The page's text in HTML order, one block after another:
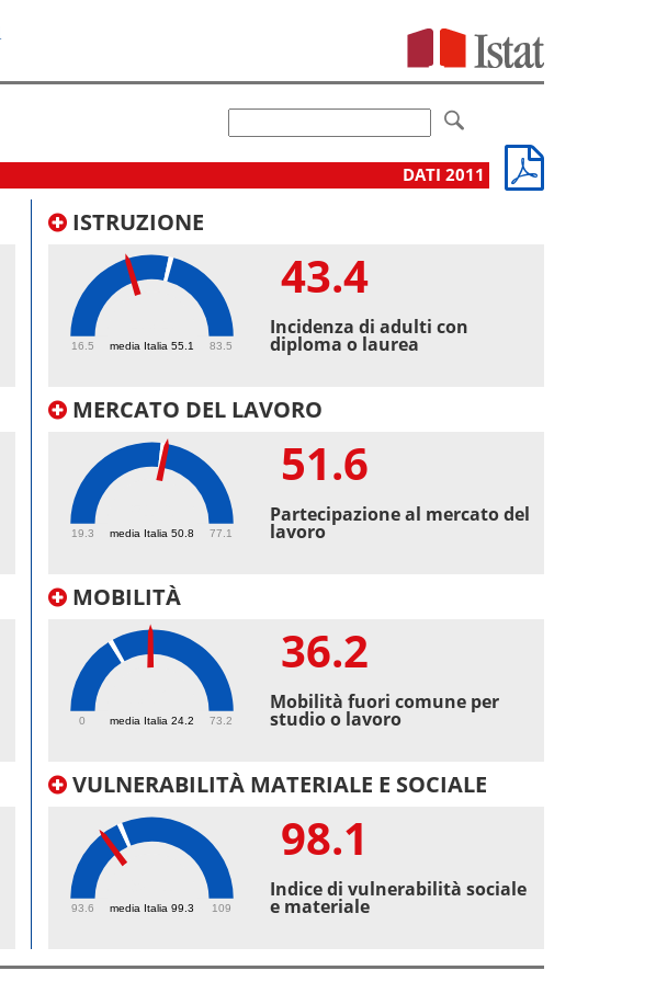
DATI 2011
ISTRUZIONE
media Italia 55.1
16.5 83.5
43.4
Incidenza di adulti con
diploma o laurea
MERCATO DEL LAVORO
media Italia 50.8
19.3 77.1
51.6
Partecipazione al mercato del
lavoro
MOBILITÀ
media Italia 24.2
0 73.2
36.2
Mobilità fuori comune per
studio o lavoro
VULNERABILITÀ MATERIALE E SOCIALE
media Italia 99.3
93.6 109
98.1
Indice di vulnerabilità sociale
e materiale